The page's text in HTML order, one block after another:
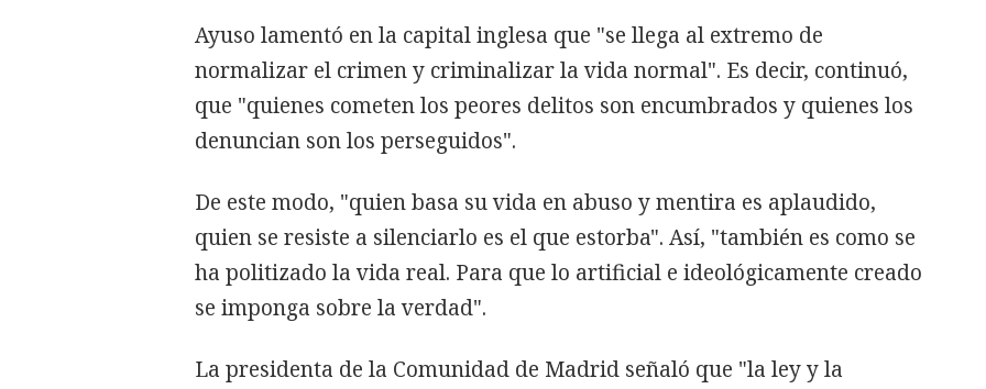
Ayuso lamentó en la capital inglesa que "se llega al extremo de
normalizar el crimen y criminalizar la vida normal". Es decir, continuó,
que "quienes cometen los peores delitos son encumbrados y quienes los
denuncian son los perseguidos".
De este modo, "quien basa su vida en abuso y mentira es aplaudido,
quien se resiste a silenciarlo es el que estorba". Así, "también es como se
ha politizado la vida real. Para que lo artificial e ideológicamente creado
se imponga sobre la verdad".
La presidenta de la Comunidad de Madrid señaló que "la ley y la